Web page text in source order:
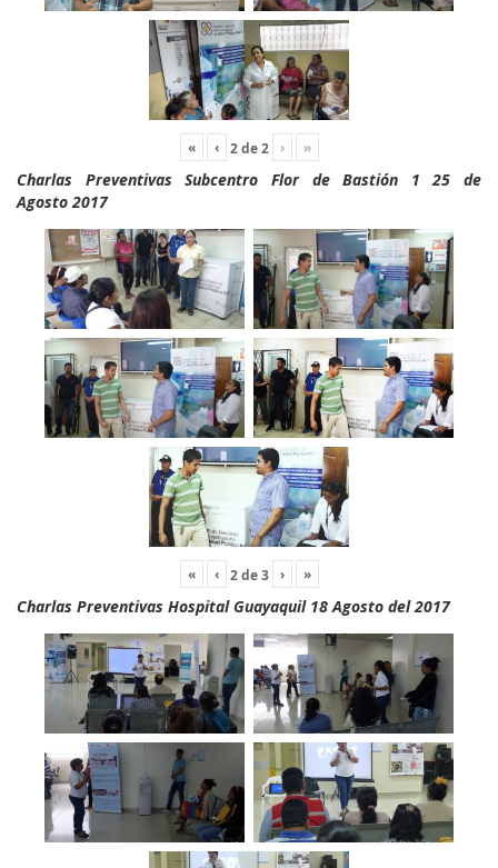
« ‹ 2de2 › »
Charlas Preventivas Subcentro Flor de Bastión 1 25 de
Agosto 2017
« ‹ 2de3 › »
Charlas Preventivas Hospital Guayaquil 18 Agosto del 2017